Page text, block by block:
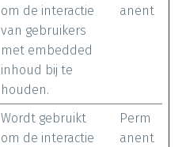
om de interactie
van gebruikers
met embedded
inhoud bij te
houden.
anent
Wordt gebruikt
om de interactie
Perm
anent